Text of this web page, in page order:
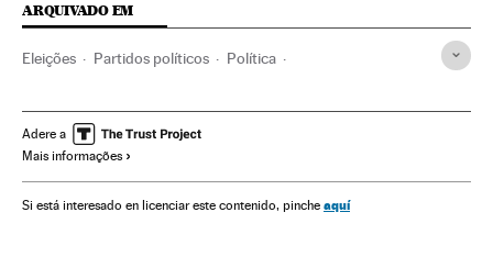
ARQUIVADO EM
Eleições Partidos políticos Política
Avigdor Lieberman Avoda
Oriente médio
Adere a
Mais informações
Si está interesado en licenciar este contenido, pinche aquí